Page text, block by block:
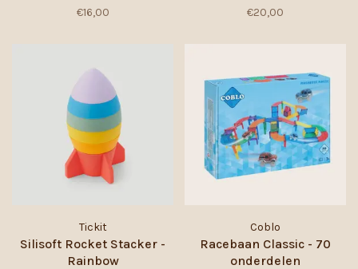
€16,00 €20,00
Tickit
Silisoft Rocket Stacker -
Rainbow
Coblo
Racebaan Classic - 70
onderdelen